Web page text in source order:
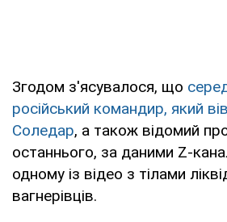
Згодом з'ясувалося, що
російський командир, який
Соледар, а також відомий
останнього, за даними Z-
одному із відео з тілами
вагнерівців.